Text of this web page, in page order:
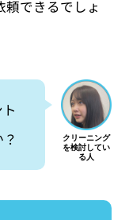
できるでしょ